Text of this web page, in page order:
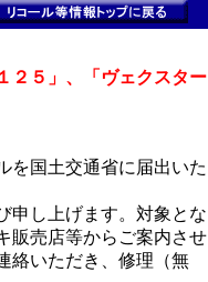
２５」、「ヴェクスター
を国土交通省に届出いた
申し上げます。対象とな
販売店等からご案内させ
絡いただき、修理（無